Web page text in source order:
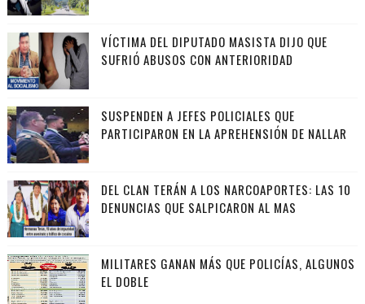
VÍCTIMA DEL DIPUTADO MASISTA DIJO QUE
SUFRIÓ ABUSOS CON ANTERIORIDAD
SUSPENDEN A JEFES POLICIALES QUE
PARTICIPARON EN LA APREHENSIÓN DE NALLAR
DEL CLAN TERÁN A LOS NARCOAPORTES: LAS 10
DENUNCIAS QUE SALPICARON AL MAS
MILITARES GANAN MÁS QUE POLICÍAS, ALGUNOS
EL DOBLE